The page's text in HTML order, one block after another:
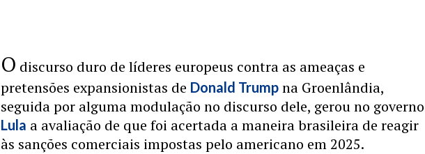
O discurso duro de líderes europeus contra as ameaças e
pretensões expansionistas de Donald Trump na Groenlândia,
seguida por alguma modulação no discurso dele, gerou no governo
Lula a avaliação de que foi acertada a maneira brasileira de reagir
às sanções comerciais impostas pelo americano em 2025.